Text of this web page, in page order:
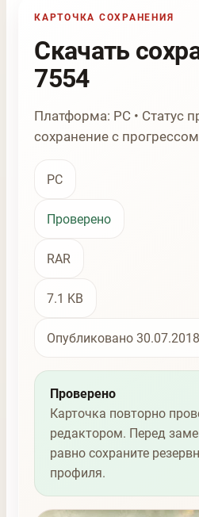
КАРТОЧКА СОХРАНЕНИЯ
Скачать
7554
Платформа: PC • Статус
сохранение с прогрессом
PC
Проверено
RAR
7.1 KB
Опубликовано 30.07.2018
Проверено
Карточка повторно
редактором. Перед
равно сохраните
профиля.